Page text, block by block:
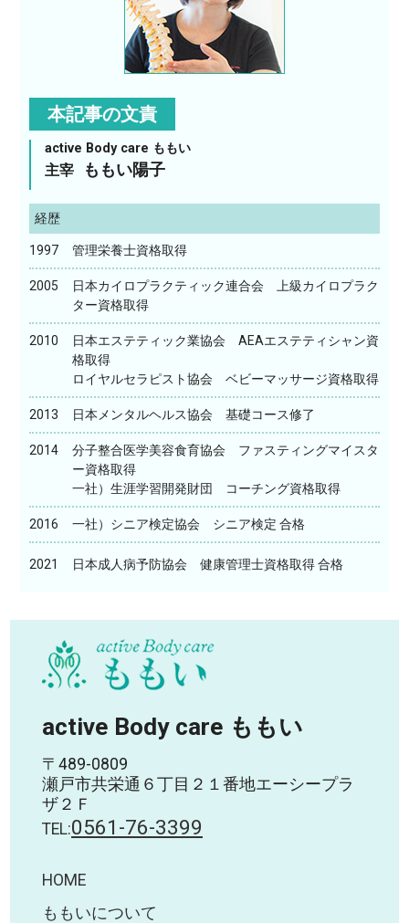
本記事の文責
active Body care ももい
主宰 ももい陽子
経歴
1997 管理栄養士資格取得
2005
日本カイロプラクティック連合会 上級カイロプラク
ター資格取得
2010
日本エステティック業協会 AEAエステティシャン資
格取得
ロイヤルセラピスト協会 ベビーマッサージ資格取得
2013 日本メンタルヘルス協会 基礎コース修了
2014
分子整合医学美容食育協会 ファスティングマイスタ
ー資格取得
一社）生涯学習開発財団 コーチング資格取得
2016 一社）シニア検定協会 シニア検定 合格
2021 日本成人病予防協会 健康管理士資格取得 合格
active Body care ももい
〒489-0809
瀬戸市共栄通６丁目２１番地エーシープラ
ザ２Ｆ
TEL:0561-76-3399
HOME
ももいについて